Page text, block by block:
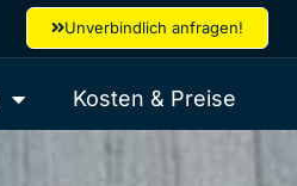
Unverbindlich anfragen!
Kosten & Preise